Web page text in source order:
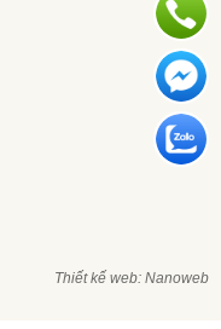
Thiết kế web: Nanoweb